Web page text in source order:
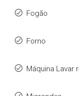
Fogão
Forno
Máquina Lavar